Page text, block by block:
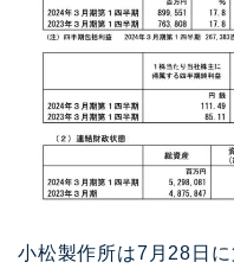
小松製作所は7月28日